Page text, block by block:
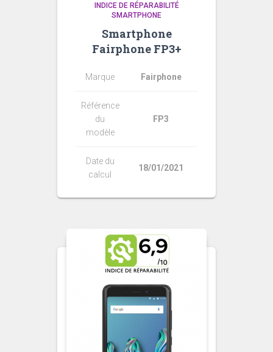
INDICE DE RÉPARABILITÉ
SMARTPHONE
Smartphone
Fairphone FP3+
Marque Fairphone
Référence
du
modèle
FP3
Date du
calcul
18/01/2021